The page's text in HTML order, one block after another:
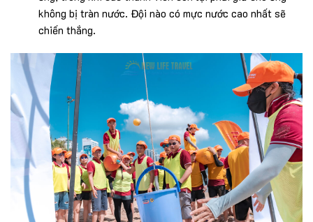
không bị tràn nước. Đội nào có mực nước cao nhất sẽ
chiến thắng.